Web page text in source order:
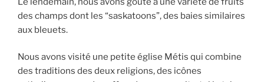
des champs dont les “saskatoons”, des baies similaires
aux bleuets.
Nous avons visité une petite église Métis qui combine
des traditions des deux religions, des icônes